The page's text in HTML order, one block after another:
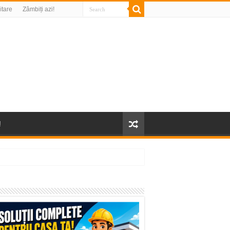
Zâmbiți azi!